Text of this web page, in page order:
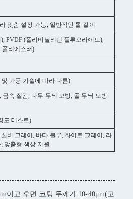
맞춤 설정 가능, 일반적인 롤 길이
PVDF (폴리비닐리덴 플루오라이드),
폴리에스터)
및 가공 기술에 따라 다름)
금속 질감, 나무 무늬 모방, 돌 무늬 모방
도 테스트)
버 그레이, 바다 블루, 화이트 그레이, 라
맞춤형 색상 지원
이고 후면 코팅 두께가 10-40μm(고